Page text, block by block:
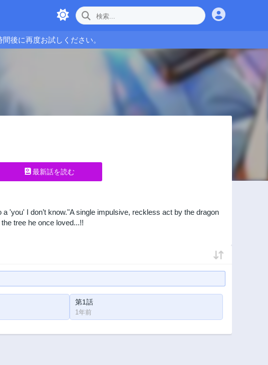
後に再度お試しください。
最新話を読む
'you' I don’t know."A single impulsive, reckless act by the dragon
tree he once loved...!!
第1話
1年前